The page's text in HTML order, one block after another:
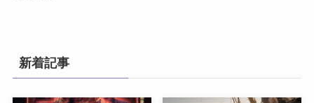
新着記事